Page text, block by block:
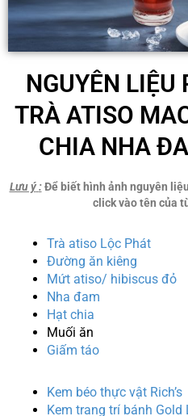
NGUYÊN LIỆU
TRÀ ATISO
CHIA NHA
Lưu ý : Để biết hình ảnh nguyên
click vào tên của
Trà atiso Lộc Phát
Đường ăn kiêng
Mứt atiso/ hibiscus đỏ
Nha đam
Hạt chia
Muối ăn
Giấm táo
Kem béo thực vật Rich’s
Kem trang trí bánh Gold